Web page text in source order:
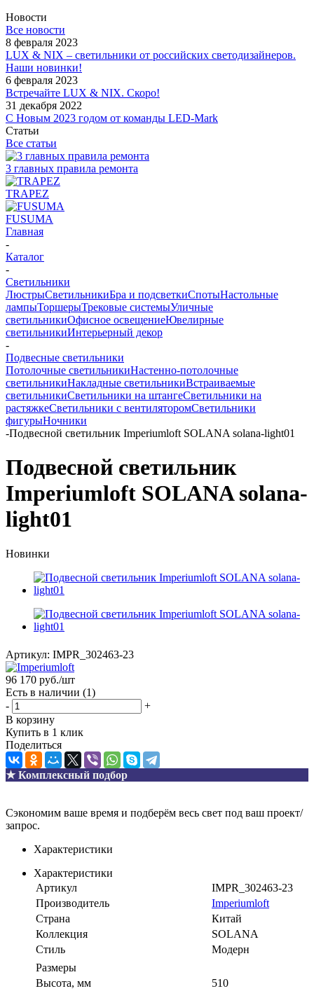
Новости
Все новости
8 февраля 2023
LUX & NIX – светильники от российских светодизайнеров.
Наши новинки!
6 февраля 2023
Встречайте LUX & NIX. Скоро!
31 декабря 2022
С Новым 2023 годом от команды LED-Mark
Статьи
Все статьи
3 главных правила ремонта
TRAPEZ
FUSUMA
Главная
-
Каталог
-
Светильники
ЛюстрыСветильникиБра и подсветкиСпотыНастольные
лампыТоршерыТрековые системыУличные
светильникиОфисное освещениеЮвелирные
светильникиИнтерьерный декор
-
Подвесные светильники
Потолочные светильникиНастенно-потолочные
светильникиНакладные светильникиВстраиваемые
светильникиСветильники на штангеСветильники на
растяжкеСветильники с вентиляторомСветильники
фигурыНочники
-Подвесной светильник Imperiumloft SOLANA solana-light01
Подвесной светильник
Imperiumloft SOLANA solana-
light01
Новинки
Артикул: IMPR_302463-23
96 170 руб./шт
Есть в наличии (1)
-
+
В корзину
Купить в 1 клик
Поделиться
★ Комплексный подбор
Сэкономим ваше время и подберём весь свет под ваш проект/
запрос.
Характеристики
Характеристики
Артикул
IMPR_302463-23
Производитель
Imperiumloft
Страна
Китай
Коллекция
SOLANA
Стиль
Модерн
Размеры
Высота, мм
510